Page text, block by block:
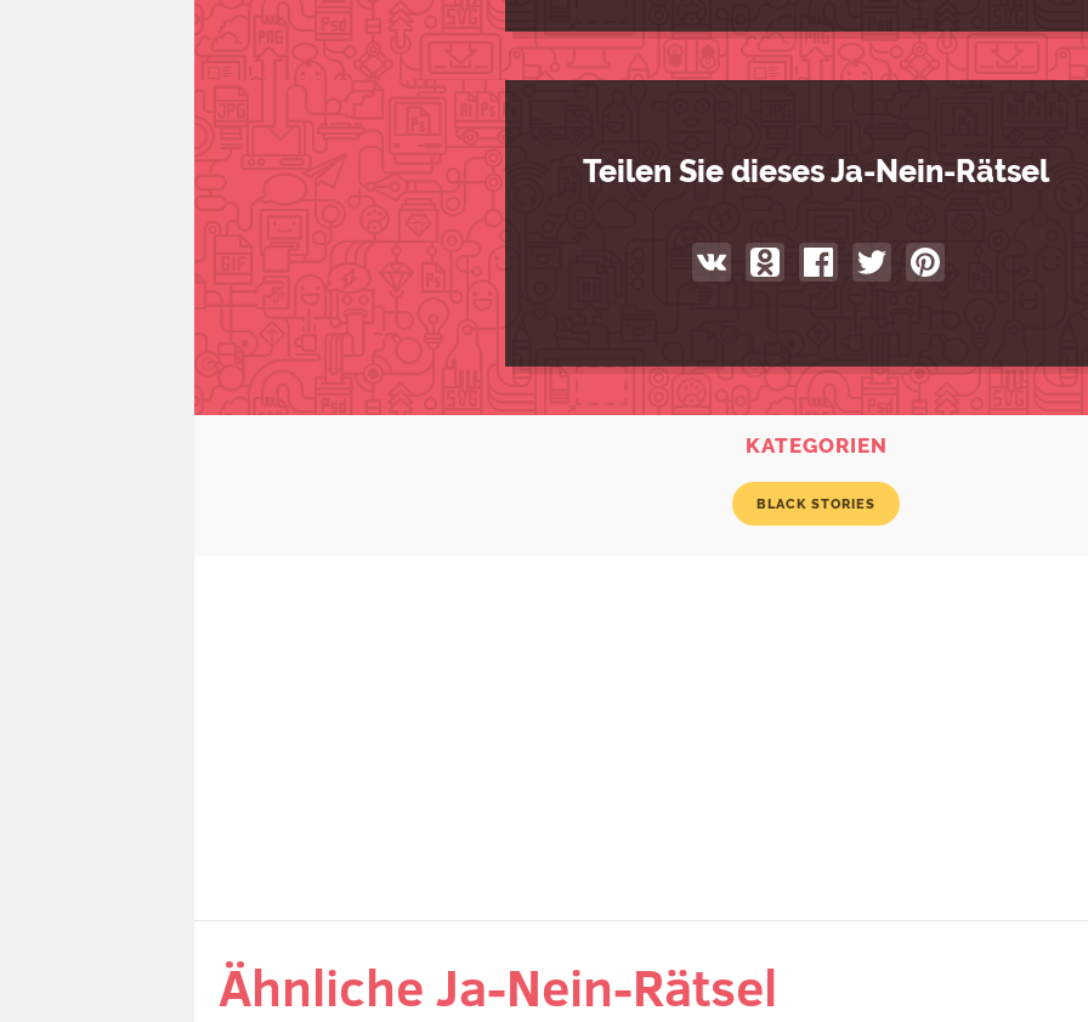
Teilen Sie dieses Ja-Nein-Rätsel
KATEGORIEN
BLACK STORIES
Ähnliche Ja-Nein-Rätsel